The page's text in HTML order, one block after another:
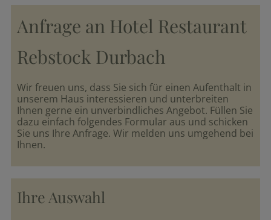
Arrangements
Genuss
&
Feiern
&
Anfrage an Hotel Restaurant
Rebstock Durbach
Wir freuen uns, dass Sie sich für einen Aufenthalt in
unserem Haus interessieren und unterbreiten
Ihnen gerne ein unverbindliches Angebot. Füllen Sie
dazu einfach folgendes Formular aus und schicken
Sie uns Ihre Anfrage. Wir melden uns umgehend bei
Ihnen.
Ihre Auswahl